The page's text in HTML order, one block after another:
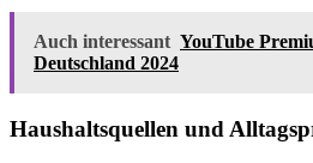
Auch interessant YouTube
Deutschland 2024
Haushaltsquellen und